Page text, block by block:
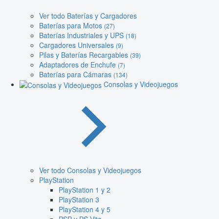
Ver todo Baterías y Cargadores
Baterías para Motos (27)
Baterías Industriales y UPS (18)
Cargadores Universales (9)
Pilas y Baterías Recargables (39)
Adaptadores de Enchufe (7)
Baterías para Cámaras (134)
Consolas y Videojuegos
Ver todo Consolas y Videojuegos
PlayStation
PlayStation 1 y 2
PlayStation 3
PlayStation 4 y 5